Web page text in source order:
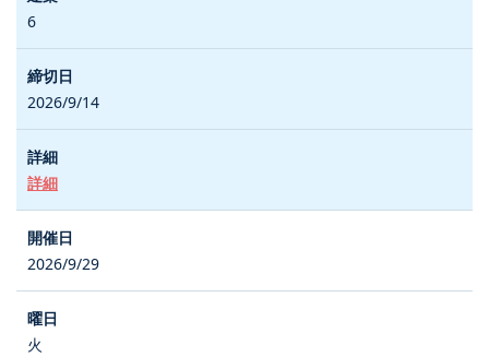
6
2026/9/14
詳細
2026/9/29
火